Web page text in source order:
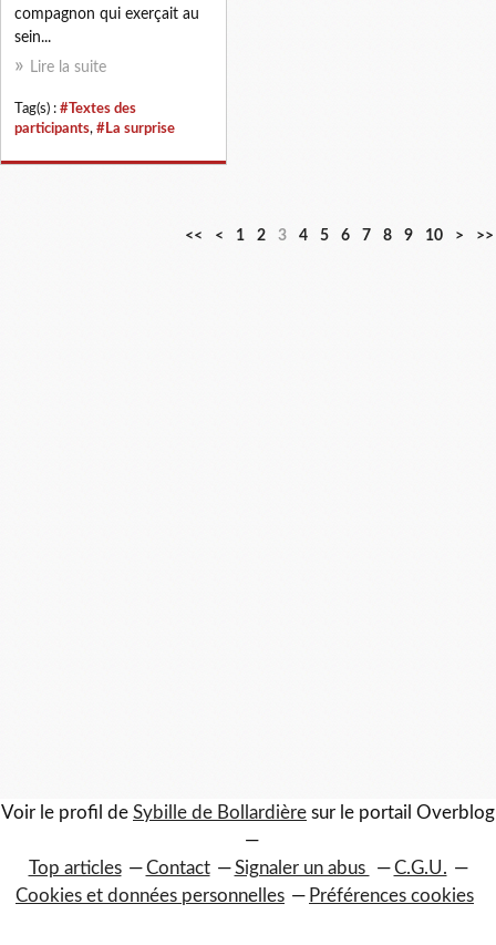
compagnon qui exerçait au
sein...
Lire la suite
Tag(s) : #Textes des
participants, #La surprise
<< < 1 2 3 4 5 6 7 8 9 10
2
3
4
5
> >>
Voir le profil de Sybille de Bollardière sur le portail Overblog
Top articles Contact Signaler un abus
C.G.U.
Cookies et données personnelles
Préférences cookies